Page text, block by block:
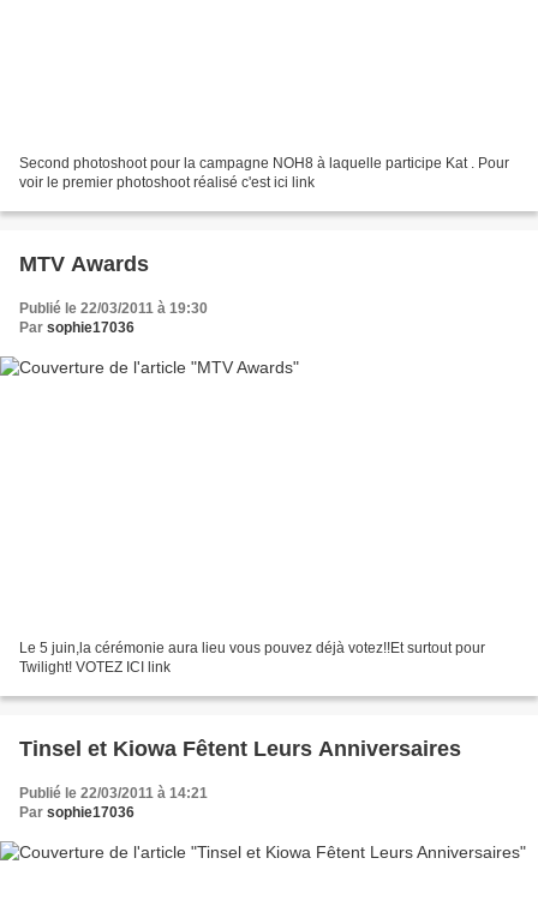
Second photoshoot pour la campagne NOH8 à laquelle participe Kat . Pour
voir le premier photoshoot réalisé c'est ici link
MTV Awards
Publié le 22/03/2011 à 19:30
Par sophie17036
Le 5 juin,la cérémonie aura lieu vous pouvez déjà votez!!Et surtout pour
Twilight! VOTEZ ICI link
Tinsel et Kiowa Fêtent Leurs Anniversaires
Publié le 22/03/2011 à 14:21
Par sophie17036